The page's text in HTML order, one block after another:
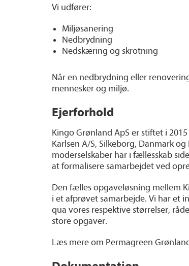
Vi udfører:
Miljøsanering
Nedbrydning
Nedskæring og skrotning
Når en nedbrydning eller
mennesker og miljø.
Ejerforhold
Kingo Grønland ApS er stiftet i
Karlsen A/S, Silkeborg, Danmark
moderselskaber har i fællesskab
at formalisere samarbejdet ved
Den fælles opgaveløsning mellem
i et afprøvet samarbejde. Vi har et
qua vores respektive størrelser,
store opgaver.
Læs mere om Permagreen